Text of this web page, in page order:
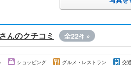
んのクチコミ 全22件 »
ショッピング グルメ・レストラン 交